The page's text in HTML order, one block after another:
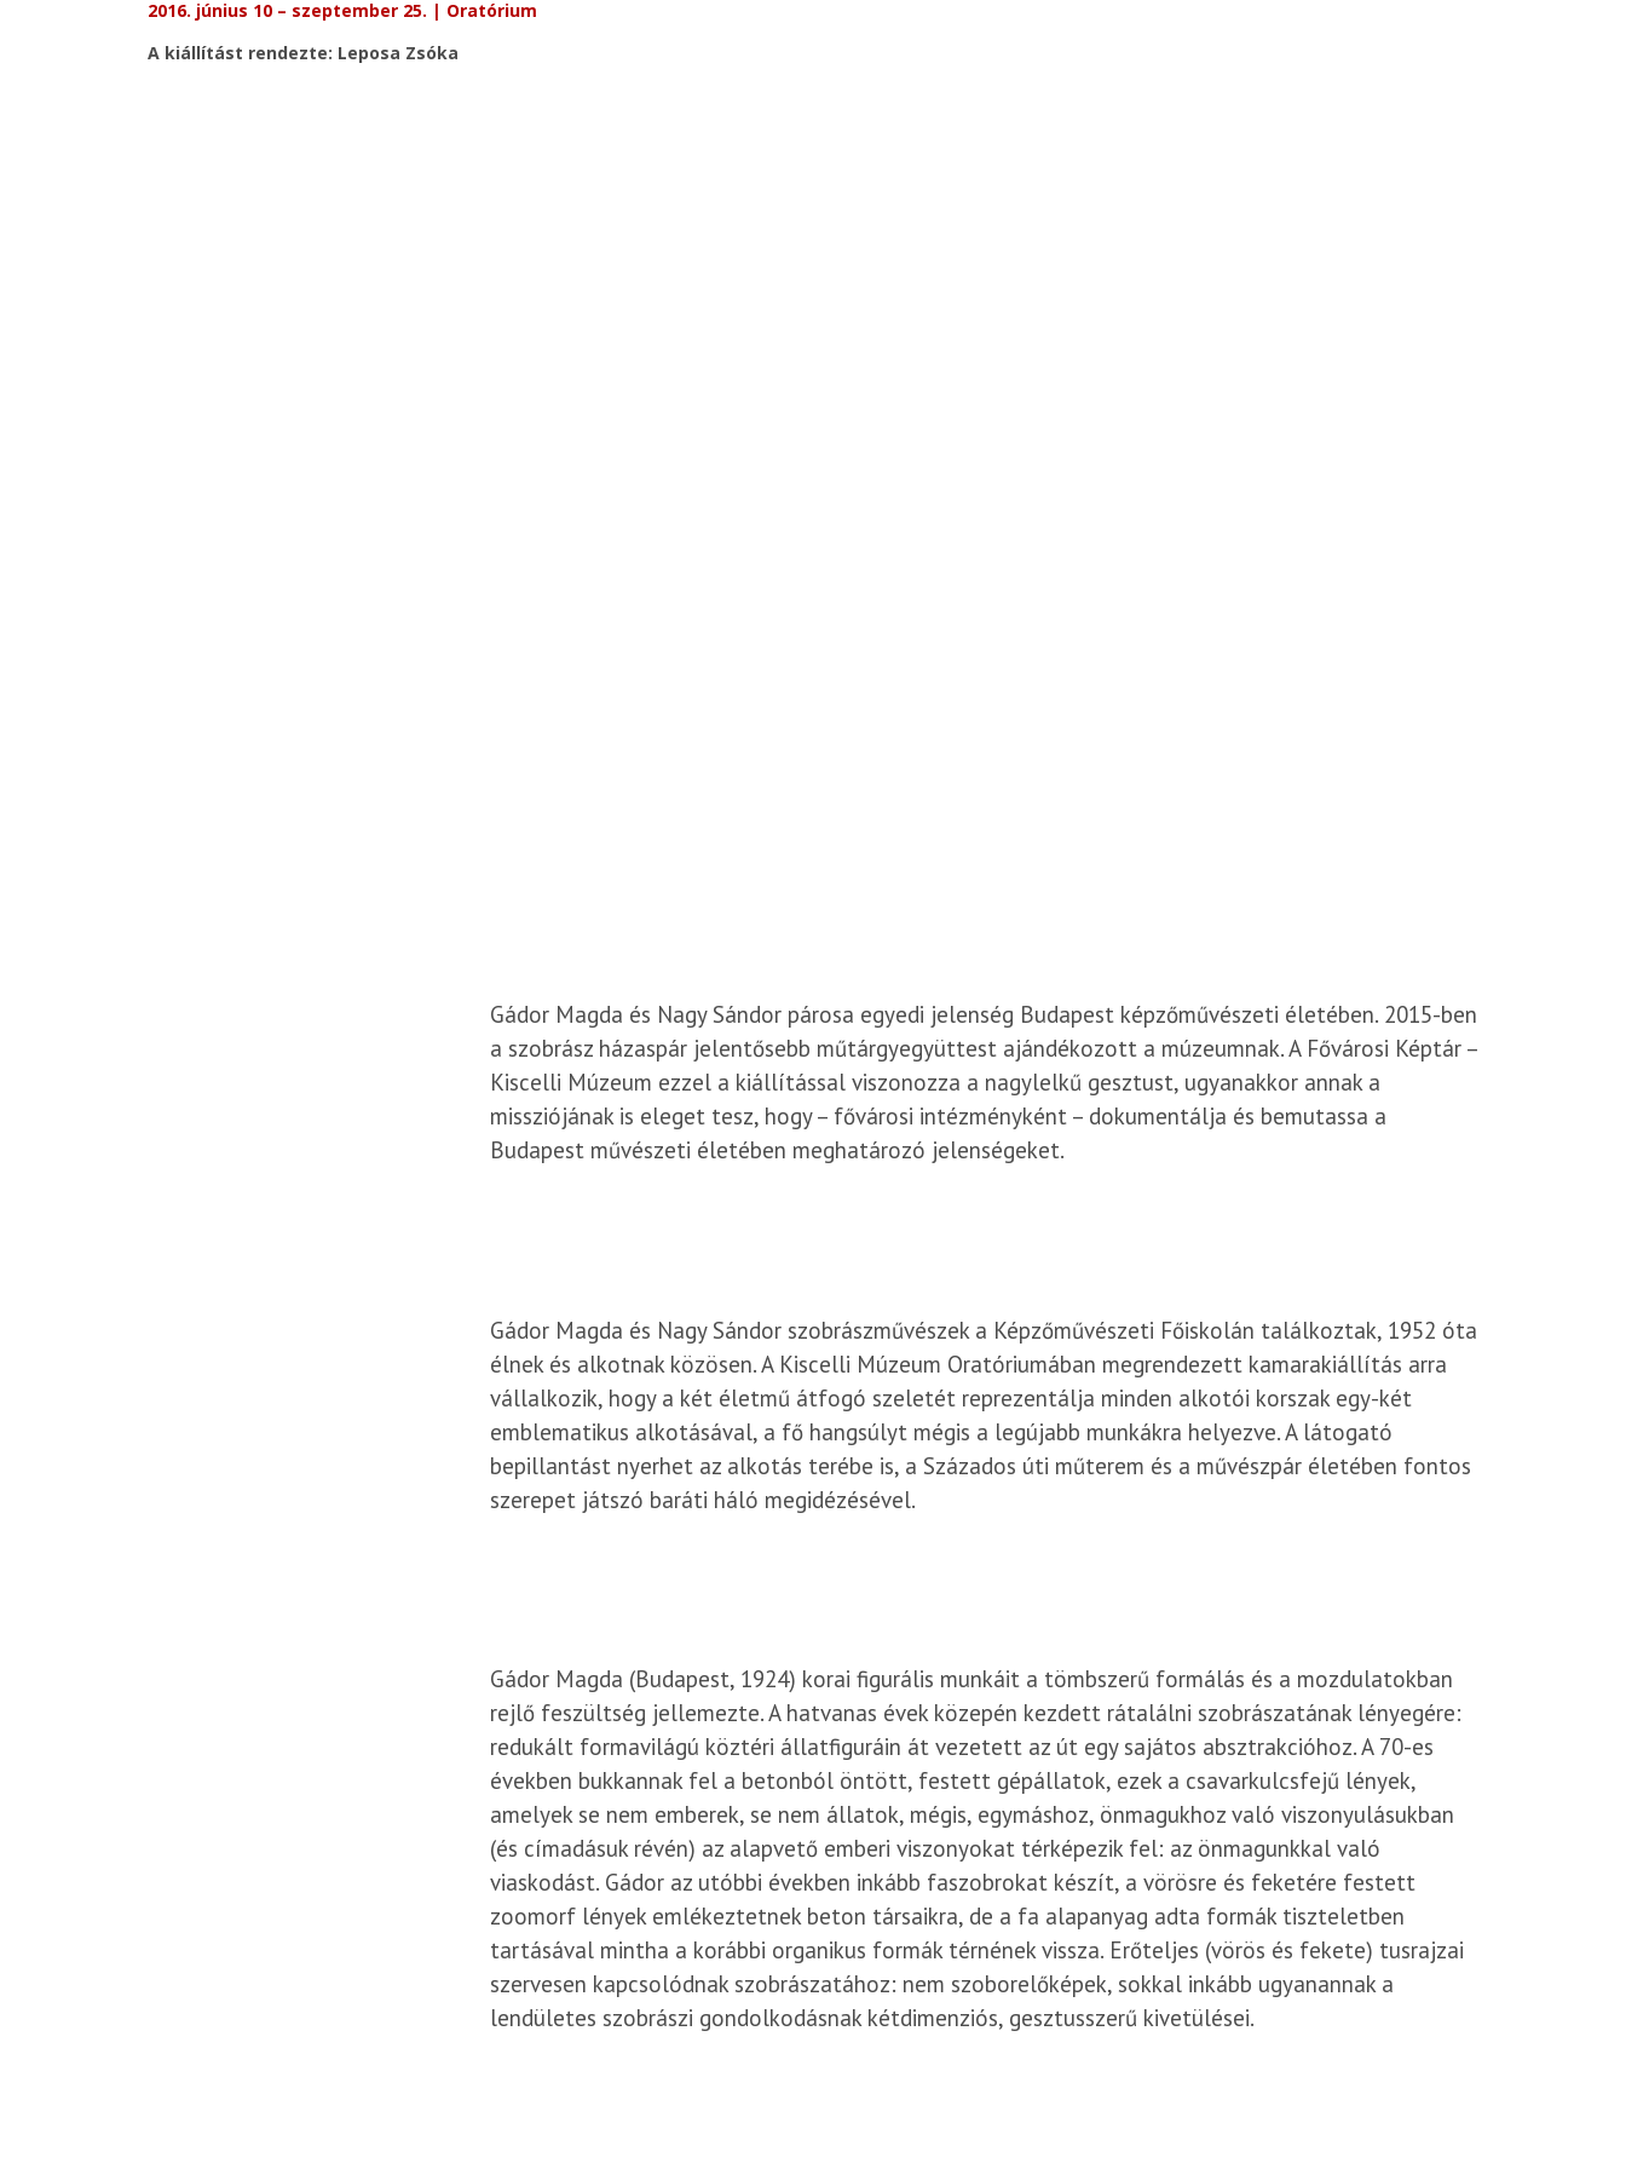
2016. június 10 – szeptember 25. | Oratórium
A kiállítást rendezte: Leposa Zsóka
Gádor Magda és Nagy Sándor párosa egyedi jelenség Budapest képzőművészeti életében. 2015-ben
a szobrász házaspár jelentősebb műtárgyegyüttest ajándékozott a múzeumnak. A Fővárosi Képtár –
Kiscelli Múzeum ezzel a kiállítással viszonozza a nagylelkű gesztust, ugyanakkor annak a
missziójának is eleget tesz, hogy – fővárosi intézményként – dokumentálja és bemutassa a
Budapest művészeti életében meghatározó jelenségeket.
Gádor Magda és Nagy Sándor szobrászművészek a Képzőművészeti Főiskolán találkoztak, 1952 óta
élnek és alkotnak közösen. A Kiscelli Múzeum Oratóriumában megrendezett kamarakiállítás arra
vállalkozik, hogy a két életmű átfogó szeletét reprezentálja minden alkotói korszak egy-két
emblematikus alkotásával, a fő hangsúlyt mégis a legújabb munkákra helyezve. A látogató
bepillantást nyerhet az alkotás terébe is, a Százados úti műterem és a művészpár életében fontos
szerepet játszó baráti háló megidézésével.
Gádor Magda (Budapest, 1924) korai figurális munkáit a tömbszerű formálás és a mozdulatokban
rejlő feszültség jellemezte. A hatvanas évek közepén kezdett rátalálni szobrászatának lényegére:
redukált formavilágú köztéri állatfiguráin át vezetett az út egy sajátos absztrakcióhoz. A 70-es
években bukkannak fel a betonból öntött, festett gépállatok, ezek a csavarkulcsfejű lények,
amelyek se nem emberek, se nem állatok, mégis, egymáshoz, önmagukhoz való viszonyulásukban
(és címadásuk révén) az alapvető emberi viszonyokat térképezik fel: az önmagunkkal való
viaskodást. Gádor az utóbbi években inkább faszobrokat készít, a vörösre és feketére festett
zoomorf lények emlékeztetnek beton társaikra, de a fa alapanyag adta formák tiszteletben
tartásával mintha a korábbi organikus formák térnének vissza. Erőteljes (vörös és fekete) tusrajzai
szervesen kapcsolódnak szobrászatához: nem szoborelőképek, sokkal inkább ugyanannak a
lendületes szobrászi gondolkodásnak kétdimenziós, gesztusszerű kivetülései.